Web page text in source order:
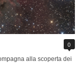
0
alla scoperta dei